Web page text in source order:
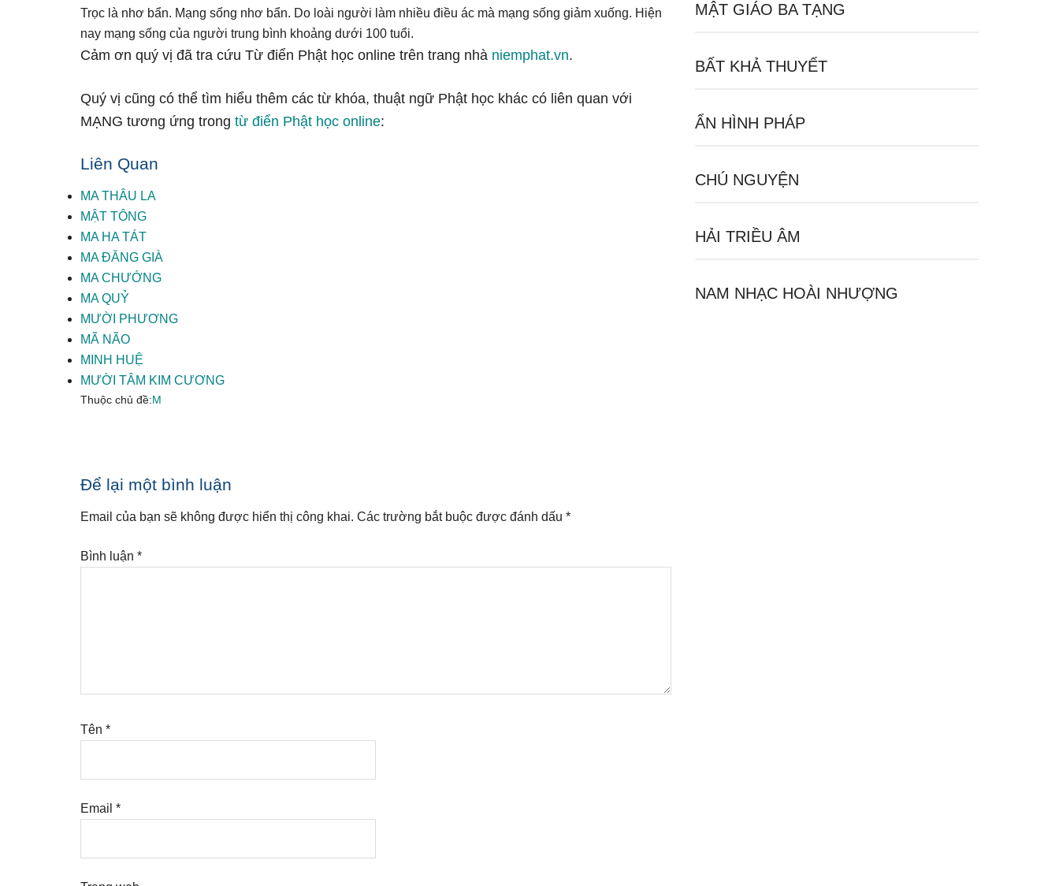
Trọc là nhơ bẩn. Mạng sống nhơ bẩn. Do loài người làm nhiều điều ác mà mạng sống giảm xuống. Hiện
nay mạng sống của người trung bình khoảng dưới 100 tuổi.
Cảm ơn quý vị đã tra cứu Từ điển Phật học online trên trang nhà niemphat.vn.
Quý vị cũng có thể tìm hiểu thêm các từ khóa, thuật ngữ Phật học khác có liên quan với
MẠNG tương ứng trong từ điển Phật học online:
Liên Quan
MA THÂU LA
MẬT TÔNG
MA HA TÁT
MA ĐĂNG GIÀ
MA CHƯỚNG
MA QUỶ
MƯỜI PHƯƠNG
MÃ NÃO
MINH HUỆ
MƯỜI TÂM KIM CƯƠNG
Thuộc chủ đề:M
Reader
Interactions
Để lại một bình luận
Email của bạn sẽ không được hiển thị công khai. Các trường bắt buộc được đánh dấu *
Bình luận *
Tên *
Email *
MẬT GIÁO BA TẠNG
BẤT KHẢ THUYẾT
ẨN HÌNH PHÁP
CHÚ NGUYỆN
HẢI TRIỀU ÂM
NAM NHẠC HOÀI NHƯỢNG